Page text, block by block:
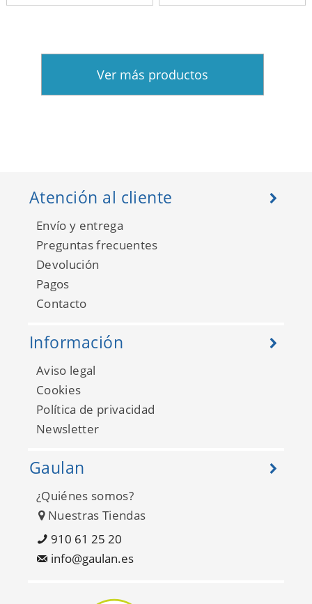
Ver más productos
Atención al cliente
Envío y entrega
Preguntas frecuentes
Devolución
Pagos
Contacto
Información
Aviso legal
Cookies
Política de privacidad
Newsletter
Gaulan
¿Quiénes somos?
Nuestras Tiendas
910 61 25 20
info@gaulan.es